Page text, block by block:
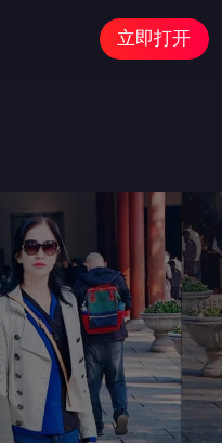
立即打开